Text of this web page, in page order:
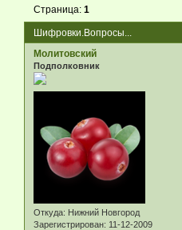
Шифровки.Вопросы...
Страница:1
Молитовский
Подполковник
Откуда: Нижний Новгород
Зарегистрирован: 11-12-2009